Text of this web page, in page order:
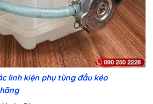
linh kiện phụ tùng đầu kéo